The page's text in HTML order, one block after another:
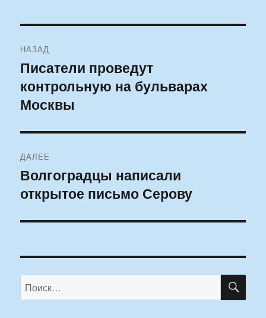
по
записям
НАЗАД
Предыдущая
запись:
Писатели проведут
контрольную на бульварах
Москвы
ДАЛЕЕ
Следующая
запись:
Волгоградцы написали
открытое письмо Серову
Искать: